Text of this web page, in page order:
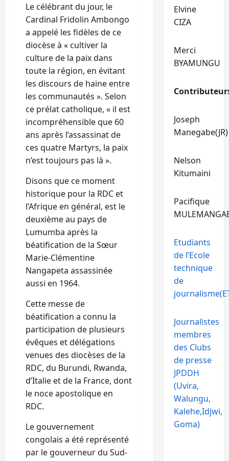
Le célébrant du jour, le
Cardinal Fridolin Ambongo
a appelé les fidèles de ce
diocèse à « cultiver la
culture de la paix dans
toute la région, en évitant
les discours de haine entre
les communautés ». Selon
ce prélat catholique, « il est
incompréhensible que 60
ans après l’assassinat de
ces quatre Martyrs, la paix
n’est toujours pas là ».
Disons que ce moment
historique pour la RDC et
l’Afrique en général, est le
deuxième au pays de
Lumumba après la
béatification de la Sœur
Marie-Clémentine
Nangapeta assassinée
aussi en 1964.
Cette messe de
béatification a connu la
participation de plusieurs
évêques et délégations
venues des diocèses de la
RDC, du Burundi, Rwanda,
d’Italie et de la France, dont
le noce apostolique en
RDC.
Le gouvernement
congolais a été représenté
par le gouverneur du Sud-
Elvine
CIZA
Merci
BYAMUNGU
Joseph
Manegabe(JR)
Nelson
Kitumaini
Pacifique
Etudiants
de l’Ecole
technique
de
Journalistes
membres
des Clubs
de presse
JPDDH
(Uvira,
Walungu,
Kalehe,Idjwi,
Goma)